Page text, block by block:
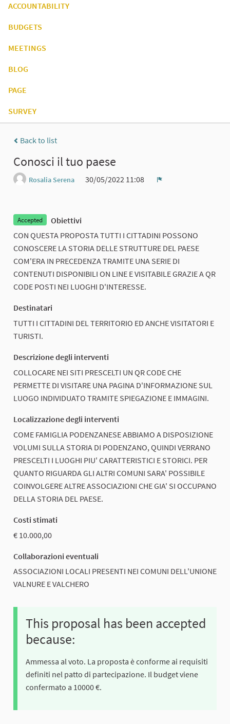
ACCOUNTABILITY
BUDGETS
MEETINGS
BLOG
PAGE
SURVEY
Back to list
Conosci il tuo paese
Rosalia Serena
30/05/2022 11:08
Accepted
Obiettivi
CON QUESTA PROPOSTA TUTTI I CITTADINI POSSONO
CONOSCERE LA STORIA DELLE STRUTTURE DEL PAESE
COM'ERA IN PRECEDENZA TRAMITE UNA SERIE DI
CONTENUTI DISPONIBILI ON LINE E VISITABILE GRAZIE A QR
CODE POSTI NEI LUOGHI D'INTERESSE.
Destinatari
TUTTI I CITTADINI DEL TERRITORIO ED ANCHE VISITATORI E
TURISTI.
Descrizione degli interventi
COLLOCARE NEI SITI PRESCELTI UN QR CODE CHE
PERMETTE DI VISITARE UNA PAGINA D'INFORMAZIONE SUL
LUOGO INDIVIDUATO TRAMITE SPIEGAZIONE E IMMAGINI.
Localizzazione degli interventi
COME FAMIGLIA PODENZANESE ABBIAMO A DISPOSIZIONE
VOLUMI SULLA STORIA DI PODENZANO, QUINDI VERRANO
PRESCELTI I LUOGHI PIU' CARATTERISTICI E STORICI. PER
QUANTO RIGUARDA GLI ALTRI COMUNI SARA' POSSIBILE
COINVOLGERE ALTRE ASSOCIAZIONI CHE GIA' SI OCCUPANO
DELLA STORIA DEL PAESE.
Costi stimati
€ 10.000,00
Collaborazioni eventuali
ASSOCIAZIONI LOCALI PRESENTI NEI COMUNI DELL'UNIONE
VALNURE E VALCHERO
This proposal has been accepted
because:
Ammessa al voto. La proposta è conforme ai requisiti
definiti nel patto di partecipazione. Il budget viene
confermato a 10000 €.